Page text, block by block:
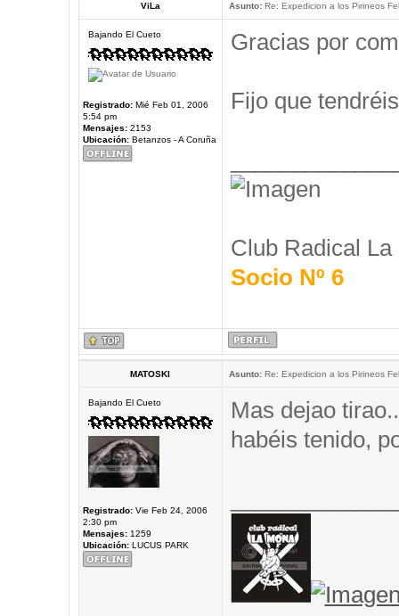
ViLa Asunto:Re: Expedicion a los Pirineos
Bajando El Cueto
Registrado:Mié Feb 01, 2006
5:54 pm
Mensajes:2153
Ubicación:Betanzos - A Coruña
Gracias por
Fijo que
Club Radical La
Socio Nº 6
MATOSKI Asunto:Re: Expedicion a los Pirineos
Bajando El Cueto
Registrado:Vie Feb 24, 2006
2:30 pm
Mensajes:1259
Ubicación:LUCUS PARK
Mas dejao
habéis tenido,